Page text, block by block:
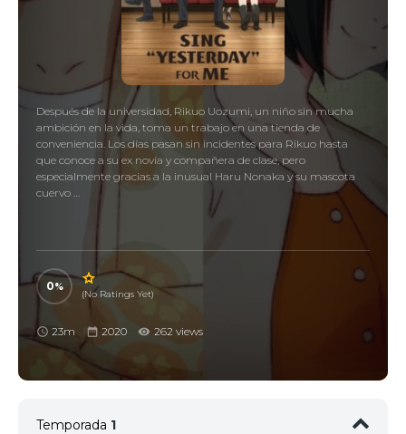
Después de la universidad, Rikuo Uozumi, un niño sin mucha
ambición en la vida, toma un trabajo en una tienda de
conveniencia. Los días pasan sin incidentes para Rikuo hasta
que conoce a su ex novia y compañera de clase, pero
especialmente gracias a la inusual Haru Nonaka y su mascota
cuervo …
0
(No Ratings Yet)
23m 2020 262 views
Temporada 1